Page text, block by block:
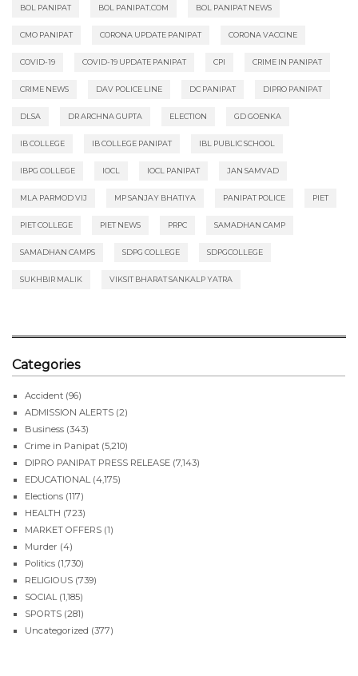
BOL PANIPAT BOL PANIPAT.COM BOL PANIPAT NEWS
CMO PANIPAT CORONA UPDATE PANIPAT CORONA VACCINE
COVID-19 COVID-19 UPDATE PANIPAT CPI CRIME IN PANIPAT
CRIME NEWS DAV POLICE LINE DC PANIPAT DIPRO PANIPAT
DLSA DR ARCHNA GUPTA ELECTION GD GOENKA
IB COLLEGE IB COLLEGE PANIPAT IBL PUBLIC SCHOOL
IBPG COLLEGE IOCL IOCL PANIPAT JAN SAMVAD
MLA PARMOD VIJ MP SANJAY BHATIYA PANIPAT POLICE PIET
PIET COLLEGE PIET NEWS PRPC SAMADHAN CAMP
SAMADHAN CAMPS SDPG COLLEGE SDPGCOLLEGE
SUKHBIR MALIK VIKSIT BHARAT SANKALP YATRA
Categories
Accident (96)
ADMISSION ALERTS (2)
Business (343)
Crime in Panipat (5,210)
DIPRO PANIPAT PRESS RELEASE (7,143)
EDUCATIONAL (4,175)
Elections (117)
HEALTH (723)
MARKET OFFERS (1)
Murder (4)
Politics (1,730)
RELIGIOUS (739)
SOCIAL (1,185)
SPORTS (281)
Uncategorized (377)